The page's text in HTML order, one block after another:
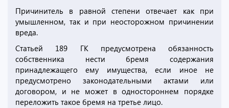
Причинитель в равной степени отвечает как при
умышленном, так и при неосторожном причинении
вреда.
Статьей 189 ГК предусмотрена обязанность
собственника нести бремя содержания
принадлежащего ему имущества, если иное не
предусмотрено законодательными актами или
договором, и не может в одностороннем порядке
переложить такое бремя на третье лицо.